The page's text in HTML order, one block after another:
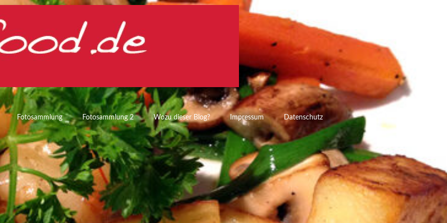
Fotosammlung Fotosammlung 2 Wozu dieser Blog? Impressum Datenschutz